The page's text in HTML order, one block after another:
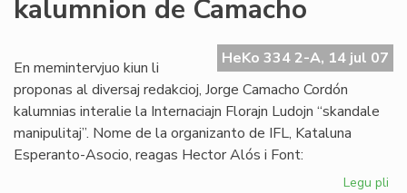
kalumnion de Camacho
HeKo 334 2-A, 14 jul 07
En memintervjuo kiun li
proponas al diversaj redakcioj, Jorge Camacho Cordón
kalumnias interalie la Internaciajn Florajn Ludojn “skandale
manipulitaj”. Nome de la organizanto de IFL, Kataluna
Esperanto-Asocio, reagas Hector Alós i Font:
Legu pli